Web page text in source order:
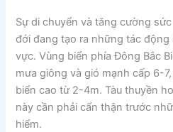
Sự di chuyển và tăng cường
đới đang tạo ra những tác
vực. Vùng biển phía Đông Bắc
mưa giông và gió mạnh cấp 6-
biển cao từ 2-4m. Tàu thuyền
này cần phải cẩn thận trước
hiểm.